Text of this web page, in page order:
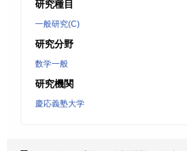
研究種目
一般研究(C)
研究分野
数学一般
研究機関
慶応義塾大学